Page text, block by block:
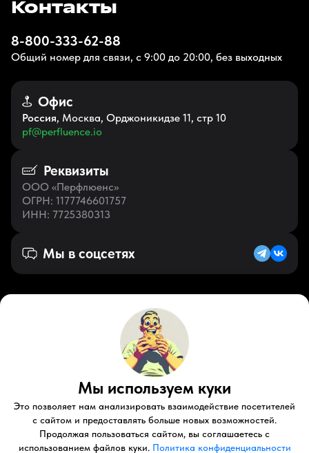
Контакты
8-800-333-62-88
Общий номер для связи, с 9:00 до 20:00, без выходных
Офис
Россия, Москва, Орджоникидзе 11, стр 10
pf@perfluence.io
Реквизиты
ООО «Перфлюенс»
ОГРН: 1177746601757
ИНН: 7725380313
Мы в соцсетях
Русский (RU)
ZenYoutubeTelegramTiktokКонтакты
Правовые документыУсловия использования
Пользовательское соглашение
© 2026 Perfluence LLC Все права защищены.
Мы используем куки
Это позволяет нам анализировать взаимодействие посетителей
с сайтом и предоставлять больше новых возможностей.
Продолжая пользоваться сайтом, вы соглашаетесь с
использованием файлов куки. Политика конфиденциальности